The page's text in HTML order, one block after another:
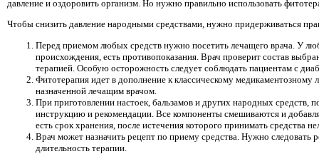
давление и оздоровить организм. Но нужно правильно использовать
Чтобы снизить давление народными средствами, нужно придерживаться
Перед приемом любых средств нужно посетить лечащего врача. У
происхождения, есть противопоказания. Врач проверит состав
терапией. Особую осторожность следует соблюдать пациентам с
Фитотерапия идет в дополнение к классическому медикаментозному
назначенной лечащим врачом.
При приготовлении настоек, бальзамов и других народных
инструкцию и рекомендации. Все компоненты смешиваются и
есть срок хранения, после истечения которого принимать средства
Врач может назначить рецепт по приему средства. Нужно следовать
длительность терапии.